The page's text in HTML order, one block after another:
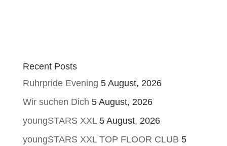
Recent Posts
Ruhrpride Evening 5 August, 2026
Wir suchen Dich 5 August, 2026
youngSTARS XXL 5 August, 2026
youngSTARS XXL TOP FLOOR CLUB 5